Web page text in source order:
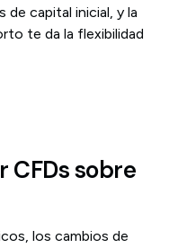
capital inicial, y la
te da la flexibilidad
CFDs sobre
los cambios de